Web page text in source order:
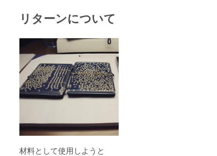
リターンについて
材料として使用しようと